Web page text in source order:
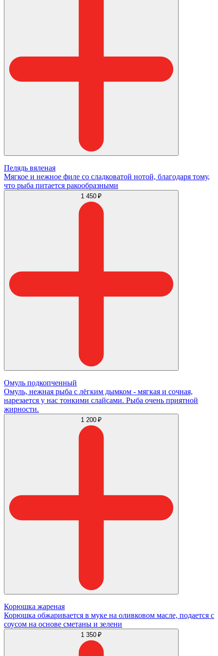
Пелядь вяленая
Мягкое и нежное филе со сладковатой нотой, благодаря тому,
что рыба питается ракообразными
1 450 ₽
Омуль подкопченный
Омуль, нежная рыба с лёгким дымком - мягкая и сочная,
нарезается у нас тонкими слайсами. Рыба очень приятной
жирности.
1 200 ₽
Корюшка жареная
Корюшка обжаривается в муке на оливковом масле, подается с
соусом на основе сметаны и зелени
1 350 ₽